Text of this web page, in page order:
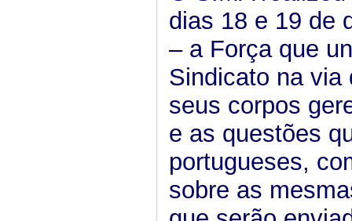
dias 18 e 19 de
– a Força que
Sindicato na via
seus corpos
e as questões
portugueses,
sobre as